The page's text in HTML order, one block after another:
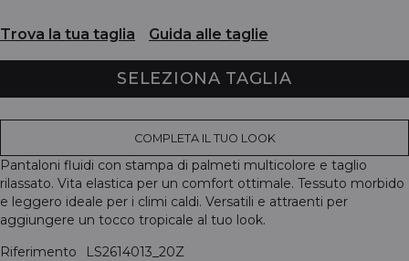
Trova la tua taglia Guida alle taglie
SELEZIONA TAGLIA
COMPLETA IL TUO LOOK
Pantaloni fluidi con stampa di palmeti multicolore e taglio
rilassato. Vita elastica per un comfort ottimale. Tessuto morbido
e leggero ideale per i climi caldi. Versatili e attraenti per
aggiungere un tocco tropicale al tuo look.
Riferimento
LS2614013_20Z